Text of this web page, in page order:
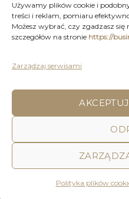
Używamy plików cookie i
treści i reklam, pomiaru
Możesz wybrać, czy zgadzasz
szczegółów na stronie https://
Zarządzaj serwisami
Polityka plików
POLITYKA PRYWATNOŚCI
Decor & You | Home